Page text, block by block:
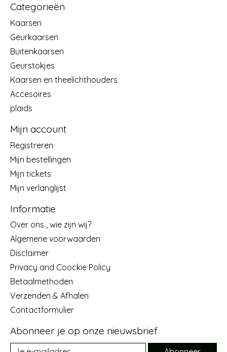
Categorieën
Kaarsen
Geurkaarsen
Buitenkaarsen
Geurstokjes
Kaarsen en theelichthouders
Accesoires
plaids
Mijn account
Registreren
Mijn bestellingen
Mijn tickets
Mijn verlanglijst
Informatie
Over ons , wie zijn wij?
Algemene voorwaarden
Disclaimer
Privacy and Coockie Policy
Betaalmethoden
Verzenden & Afhalen
Contactformulier
Abonneer je op onze nieuwsbrief